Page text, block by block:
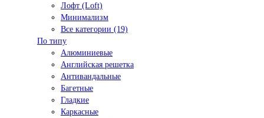
Лофт (Loft)
Минимализм
Все категории (19)
По типу
Алюминиевые
Английская решетка
Антивандальные
Багетные
Гладкие
Каркасные